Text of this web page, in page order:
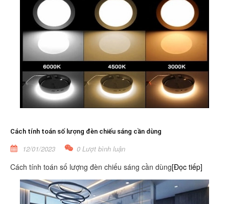
Cách tính toán số lượng đèn chiếu sáng cần dùng
12/01/2023 0 Lượt bình luận
Cách tính toán số lượng đèn chiếu sáng cần dùng[Đọc tiếp]